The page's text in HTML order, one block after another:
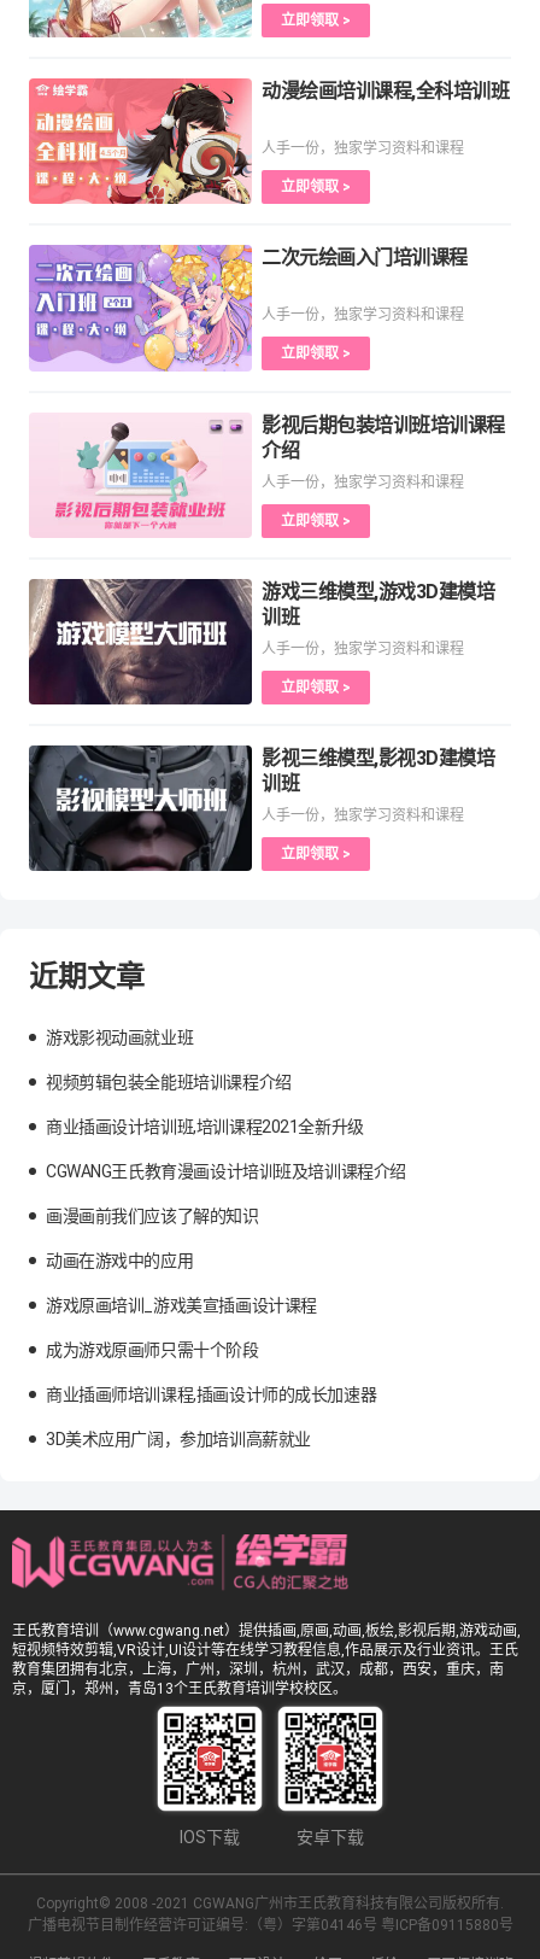
立即领取 >
动漫绘画培训课程,全科培训班
人手一份，独家学习资料和课程
立即领取 >
二次元绘画入门培训课程
人手一份，独家学习资料和课程
立即领取 >
影视后期包装培训班培训课程
介绍
人手一份，独家学习资料和课程
立即领取 >
游戏三维模型,游戏3D建模培
训班
人手一份，独家学习资料和课程
立即领取 >
影视三维模型,影视3D建模培
训班
人手一份，独家学习资料和课程
立即领取 >
近期文章
游戏影视动画就业班
视频剪辑包装全能班培训课程介绍
商业插画设计培训班,培训课程2021全新升级
CGWANG王氏教育漫画设计培训班及培训课程介绍
画漫画前我们应该了解的知识
动画在游戏中的应用
游戏原画培训_游戏美宣插画设计课程
成为游戏原画师只需十个阶段
商业插画师培训课程,插画设计师的成长加速器
3D美术应用广阔，参加培训高薪就业
王氏教育培训（www.cgwang.net）提供插画,原画,动画,板绘,影视后期,游戏动画,
短视频特效剪辑,VR设计,UI设计等在线学习教程信息,作品展示及行业资讯。王氏
教育集团拥有北京，上海，广州，深圳，杭州，武汉，成都，西安，重庆，南
京，厦门，郑州，青岛13个王氏教育培训学校校区。
IOS下载 安卓下载
Copyright© 2008 -2021 CGWANG广州市王氏教育科技有限公司版权所有.
广播电视节目制作经营许可证编号:（粤）字第04146号 粤ICP备09115880号